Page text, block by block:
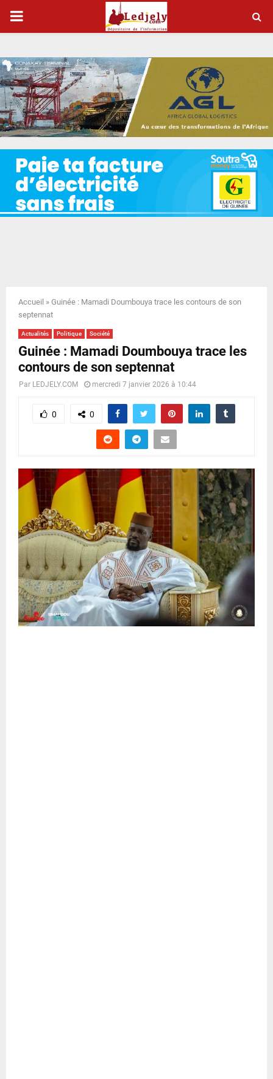
P
I
M
A
R
Y
N
U
Accueil » Guinée : Mamadi Doumbouya trace les contours de son
septennat
Actualités Politique Société
Guinée : Mamadi Doumbouya trace les
contours de son septennat
Par LEDJELY.COM mercredi 7 janvier 2026 à 10:44
0 0